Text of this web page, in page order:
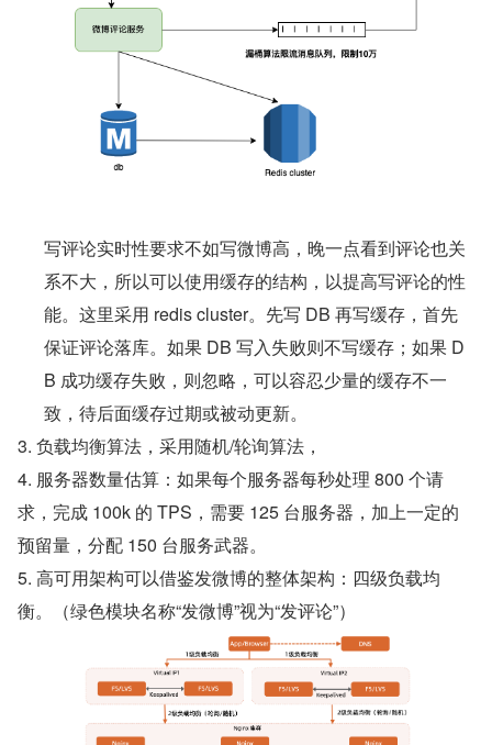
写评论实时性要求不如写微博高，晚一点看到评论也关
系不大，所以可以使用缓存的结构，以提高写评论的性
能。这里采用 redis cluster。先写 DB 再写缓存，首先
保证评论落库。如果 DB 写入失败则不写缓存；如果 D
B 成功缓存失败，则忽略，可以容忍少量的缓存不一
致，待后面缓存过期或被动更新。
3. 负载均衡算法，采用随机/轮询算法，
4. 服务器数量估算：如果每个服务器每秒处理 800 个请
求，完成 100k 的 TPS，需要 125 台服务器，加上一定的
预留量，分配 150 台服务武器。
5. 高可用架构可以借鉴发微博的整体架构：四级负载均
衡。（绿色模块名称“发微博”视为“发评论”）